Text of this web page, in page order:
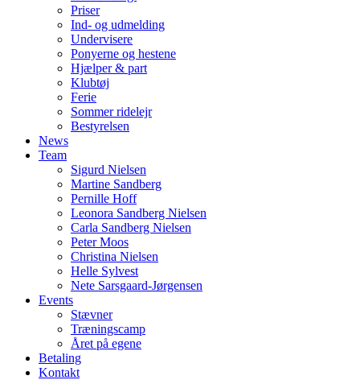
Priser
Ind- og udmelding
Undervisere
Ponyerne og hestene
Hjælper & part
Klubtøj
Ferie
Sommer ridelejr
Bestyrelsen
News
Team
Sigurd Nielsen
Martine Sandberg
Pernille Hoff
Leonora Sandberg Nielsen
Carla Sandberg Nielsen
Peter Moos
Christina Nielsen
Helle Sylvest
Nete Sarsgaard-Jørgensen
Events
Stævner
Træningscamp
Året på egene
Betaling
Kontakt